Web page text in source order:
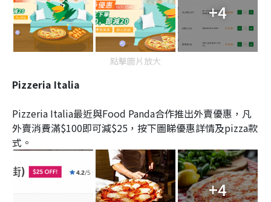
+4
點擊圖片放大
Pizzeria Italia
Pizzeria Italia最近與Food Panda合作推出外賣優惠，凡
外賣消費滿$100即可減$25，按下圖睇優惠詳情及pizza款
式。
+4